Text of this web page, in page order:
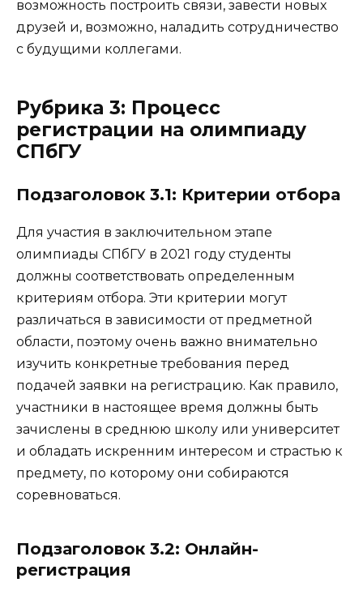
возможность построить связи, завести новых
друзей и, возможно, наладить сотрудничество
с будущими коллегами.
Рубрика 3: Процесс
регистрации на олимпиаду
СПбГУ
Подзаголовок 3.1: Критерии отбора
Для участия в заключительном этапе
олимпиады СПбГУ в 2021 году студенты
должны соответствовать определенным
критериям отбора. Эти критерии могут
различаться в зависимости от предметной
области, поэтому очень важно внимательно
изучить конкретные требования перед
подачей заявки на регистрацию. Как правило,
участники в настоящее время должны быть
зачислены в среднюю школу или университет
и обладать искренним интересом и страстью к
предмету, по которому они собираются
соревноваться.
Подзаголовок 3.2: Онлайн-
регистрация